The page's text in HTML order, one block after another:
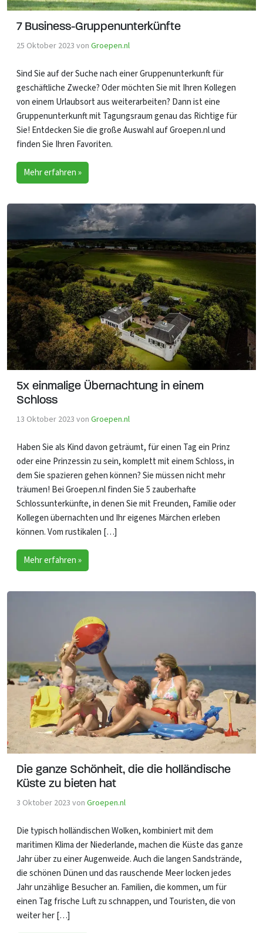
7 Business-Gruppenunterkünfte
25 Oktober 2023 von Groepen.nl
Sind Sie auf der Suche nach einer Gruppenunterkunft für
geschäftliche Zwecke? Oder möchten Sie mit Ihren Kollegen
von einem Urlaubsort aus weiterarbeiten? Dann ist eine
Gruppenunterkunft mit Tagungsraum genau das Richtige für
Sie! Entdecken Sie die große Auswahl auf Groepen.nl und
finden Sie Ihren Favoriten.
Mehr erfahren »
5x einmalige Übernachtung in einem
Schloss
13 Oktober 2023 von Groepen.nl
Haben Sie als Kind davon geträumt, für einen Tag ein Prinz
oder eine Prinzessin zu sein, komplett mit einem Schloss, in
dem Sie spazieren gehen können? Sie müssen nicht mehr
träumen! Bei Groepen.nl finden Sie 5 zauberhafte
Schlossunterkünfte, in denen Sie mit Freunden, Familie oder
Kollegen übernachten und Ihr eigenes Märchen erleben
können. Vom rustikalen […]
Mehr erfahren »
Die ganze Schönheit, die die holländische
Küste zu bieten hat
3 Oktober 2023 von Groepen.nl
Die typisch holländischen Wolken, kombiniert mit dem
maritimen Klima der Niederlande, machen die Küste das ganze
Jahr über zu einer Augenweide. Auch die langen Sandstrände,
die schönen Dünen und das rauschende Meer locken jedes
Jahr unzählige Besucher an. Familien, die kommen, um für
einen Tag frische Luft zu schnappen, und Touristen, die von
weiter her […]